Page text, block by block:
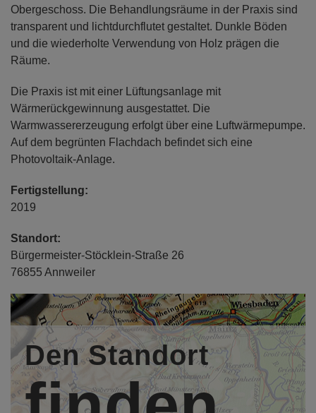
Obergeschoss. Die Behandlungsräume in der Praxis sind
transparent und lichtdurchflutet gestaltet. Dunkle Böden
und die wiederholte Verwendung von Holz prägen die
Räume.
Die Praxis ist mit einer Lüftungsanlage mit
Wärmerückgewinnung ausgestattet. Die
Warmwassererzeugung erfolgt über eine Luftwärmepumpe.
Auf dem begrünten Flachdach befindet sich eine
Photovoltaik-Anlage.
Fertigstellung:
2019
Standort:
Bürgermeister-Stöcklein-Straße 26
76855 Annweiler
Bauherr/in:
Dr. Christian Pfistner , Landau,http://www.zahnarzt-dr-
pfistner.de/
Entwurfsverfasser/in:
Architekt Dipl.-Ing. Adolf Knoll, Architekturbüro K N O L L,
Herxheim, http://www.architekt-knoll.de
Den Standort